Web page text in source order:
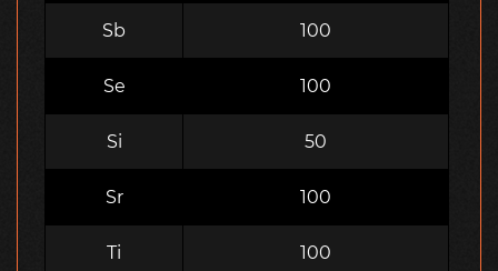
Sb 100
Se 100
Si 50
Sr 100
Ti 100